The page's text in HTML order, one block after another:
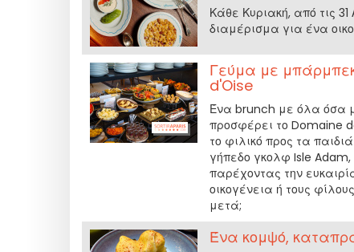
Κάθε Κυριακή, από τις
διαμέρισμα για ένα
Γεύμα με
d'Oise
Ένα brunch με όλα όσα
προσφέρει το Domaine
το φιλικό προς τα
γήπεδο γκολφ Isle Adam,
παρέχοντας την
οικογένεια ή τους
μετά;
Ένα κομψό,